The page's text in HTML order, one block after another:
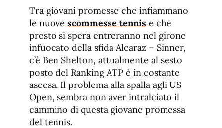
Tra giovani promesse che infiammano
le nuove scommesse tennis e che
presto si spera entreranno nel girone
infuocato della sfida Alcaraz – Sinner,
c’è Ben Shelton, attualmente al sesto
posto del Ranking ATP è in costante
ascesa. Il problema alla spalla agli US
Open, sembra non aver intralciato il
cammino di questa giovane promessa
del tennis.